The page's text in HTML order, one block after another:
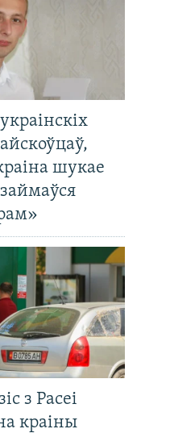
шукае
з Расеі
краіны